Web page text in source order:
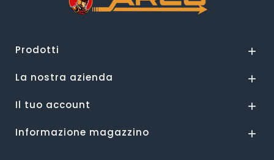
Prodotti 
La nostra azienda 
Il tuo account 
Informazione magazzino 